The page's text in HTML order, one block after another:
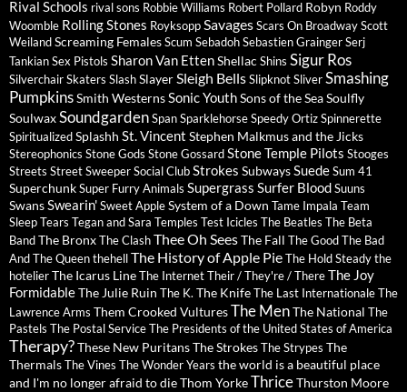
Rival Schools rival sons Robbie Williams Robert Pollard Robyn Roddy
Woomble Rolling Stones RoyksoppSavagesScars On BroadwayScott
WeilandScreaming FemalesScum SebadohSebastien GraingerSerj
TankianSex Pistols Sharon Van EttenShellac Shins Sigur Ros
SilverchairSkaters SlashSlayerSleigh BellsSlipknotSliverSmashing
PumpkinsSmith WesternsSonic YouthSons of the SeaSoulfly
SoulwaxSoundgardenSpanSparklehorseSpeedy OrtizSpinnerette
SpiritualizedSplashh St. Vincent Stephen Malkmus and the Jicks
Stereophonics Stone Gods Stone GossardStone Temple Pilots Stooges
Streets Street Sweeper Social ClubStrokes SubwaysSuedeSum 41
SuperchunkSuper Furry Animals Supergrass Surfer BloodSuuns
SwansSwearin'Sweet AppleSystem of a Down Tame Impala Team
SleepTears Tegan and Sara Temples Test Icicles The Beatles The Beta
BandThe BronxThe ClashThee Oh SeesThe Fall The Good The Bad
And The QueenthehellThe History of Apple PieThe Hold Steadythe
hotelierThe Icarus LineThe InternetTheir / They're / ThereThe Joy
FormidableThe Julie Ruin The K. The KnifeThe Last InternationaleThe
Lawrence Arms Them Crooked VulturesThe MenThe National The
Pastels The Postal ServiceThe Presidents of the United States of America
Therapy?These New PuritansThe StrokesThe Strypes The
ThermalsThe Vines The Wonder Years the world is a beautiful place
and I'm no longer afraid to dieThom YorkeThriceThurston Moore